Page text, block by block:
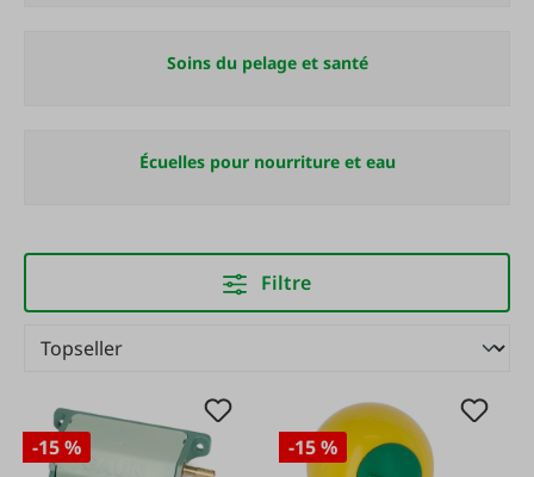
Soins du pelage et santé
Écuelles pour nourriture et eau
Filtre
-15 % -15 %